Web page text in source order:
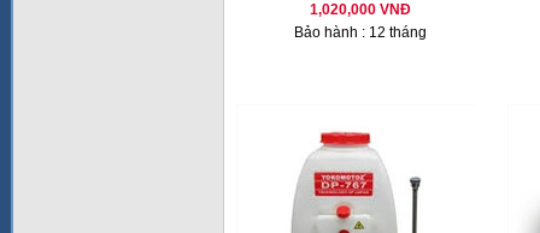
1,020,000 VNĐ
Bảo hành : 12 tháng